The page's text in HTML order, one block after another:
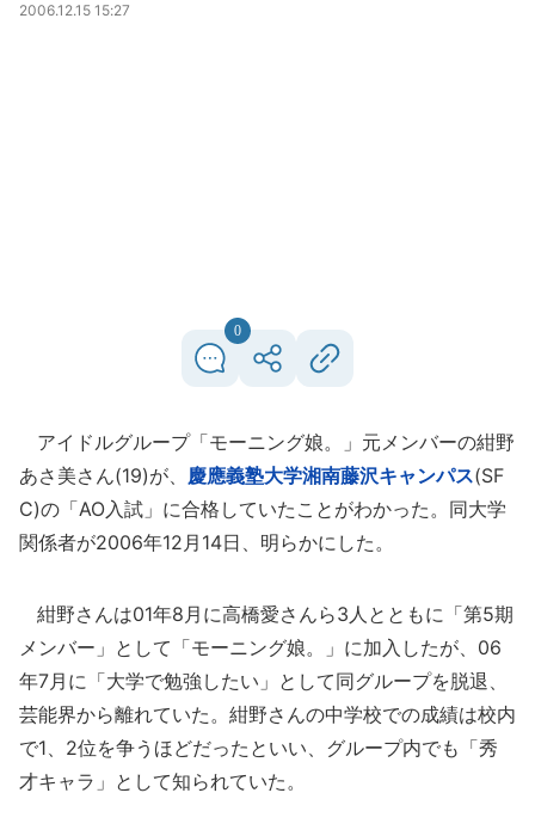
2006.12.15 15:27
0
アイドルグループ「モーニング娘。」元メンバーの紺野
あさ美さん(19)が、 慶應義塾大学湘南藤沢キャンパス(SF
C)の「AO入試」に合格していたことがわかった。同大学
関係者が2006年12月14日、明らかにした。
紺野さんは01年8月に高橋愛さんら3人とともに「第5期
メンバー」として「モーニング娘。」に加入したが、06
年7月に「大学で勉強したい」として同グループを脱退、
芸能界から離れていた。紺野さんの中学校での成績は校内
で1、2位を争うほどだったといい、グループ内でも「秀
才キャラ」として知られていた。